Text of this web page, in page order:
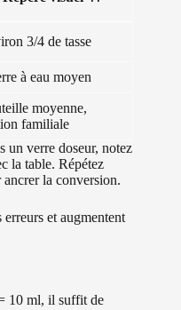
3/4 de tasse
à eau moyen
moyenne,
familiale
un verre doseur, notez
la table. Répétez
ancrer la conversion.
et augmentent
10 ml, il suffit de